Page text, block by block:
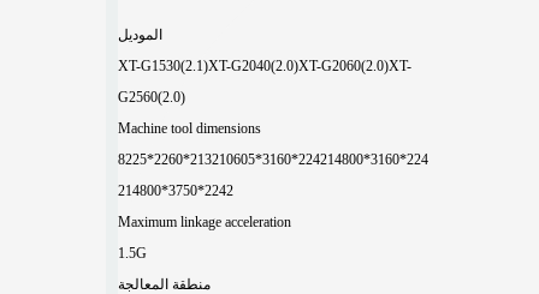
الموديل
XT-G1530(2.1)XT-G2040(2.0)XT-G2060(2.0)XT-
G2560(2.0)
Machine tool dimensions
8225*2260*213210605*3160*224214800*3160*224
214800*3750*2242
Maximum linkage acceleration
1.5G
منطقة المعالجة